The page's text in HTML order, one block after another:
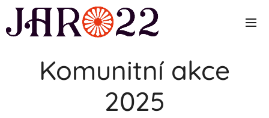
Komunitní akce
2025